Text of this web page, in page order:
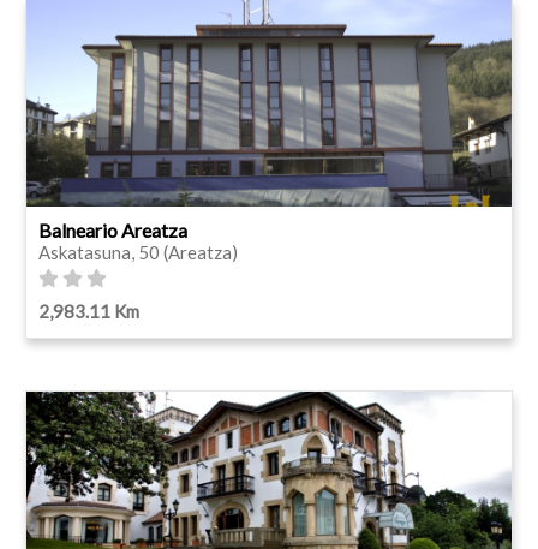
Balneario Areatza
Askatasuna, 50 (Areatza)
2,983.11 Km